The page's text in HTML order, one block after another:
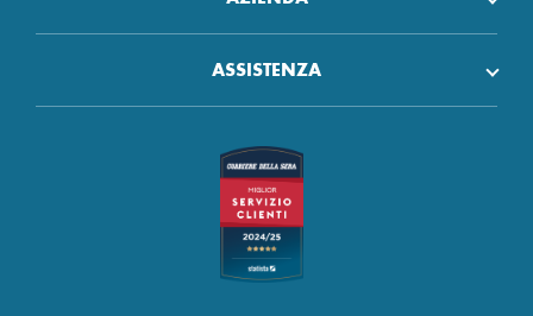
ASSISTENZA